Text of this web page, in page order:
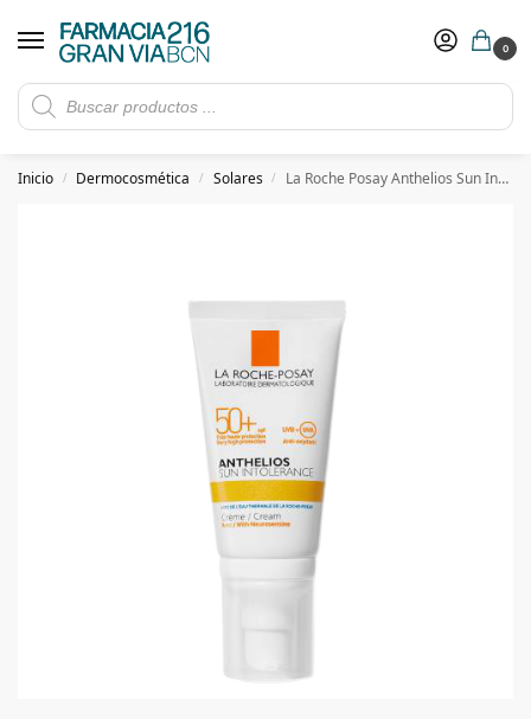
0
Rebajas de verano hasta -30%
​ 5€ de descuento con el cupón 5GRANVIA (compras superiores a 150€)
Inicio / Dermocosmética / Solares / La Roche Posay Anthelios Sun Intolerance Cream SPF50+ / UVA-PF 39 50ml